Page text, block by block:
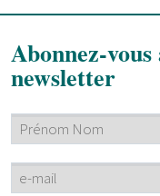
Abonnez-
newsletter